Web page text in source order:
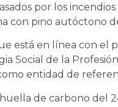
por los
con pino autóctono
está en línea con el
Social de la
entidad de
de carbono del